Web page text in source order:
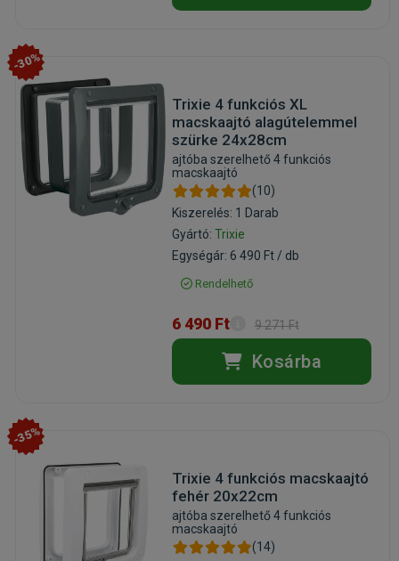
-30%
Trixie 4 funkciós XL
macskaajtó alagútelemmel
szürke 24x28cm
ajtóba szerelhető 4 funkciós
macskaajtó
(10)
Kiszerelés: 1 Darab
Gyártó: Trixie
Egységár: 6 490 Ft / db
Rendelhető
6 490 Ft 9 271 Ft
Kosárba
-35%
Trixie 4 funkciós macskaajtó
fehér 20x22cm
ajtóba szerelhető 4 funkciós
macskaajtó
(14)